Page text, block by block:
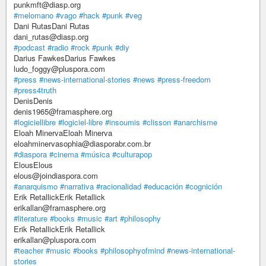
punkmft@diasp.org
#melomano #vago #hack #punk #veg
Dani RutasDani Rutas
dani_rutas@diasp.org
#podcast #radio #rock #punk #diy
Darius FawkesDarius Fawkes
ludo_foggy@pluspora.com
#press #news-international-stories #news #press-freedom
#press4truth
DenisDenis
denis1965@framasphere.org
#logiciellibre #logiciel-libre #insoumis #clisson #anarchisme
Eloah MinervaEloah Minerva
eloahminervasophia@diasporabr.com.br
#diaspora #cinema #música #culturapop
ElousElous
elous@joindiaspora.com
#anarquismo #narrativa #racionalidad #educación #cognición
Erik RetallickErik Retallick
erikallan@framasphere.org
#literature #books #music #art #philosophy
Erik RetallickErik Retallick
erikallan@pluspora.com
#teacher #music #books #philosophyofmind #news-international-
stories